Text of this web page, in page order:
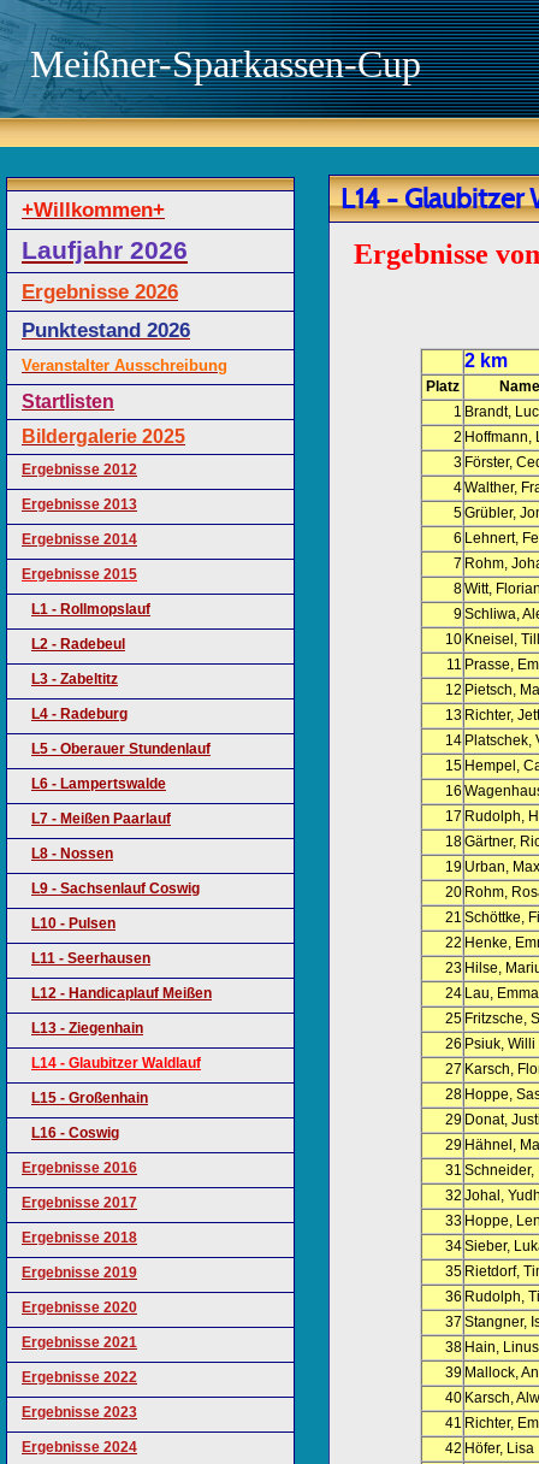
Meißner-Sparkassen-Cup
+Willkommen+
Laufjahr 2026
Ergebnisse 2026
Punktestand 2026
Veranstalter Ausschreibung
Startlisten
Bildergalerie 2025
Ergebnisse 2012
Ergebnisse 2013
Ergebnisse 2014
Ergebnisse 2015
L1 - Rollmopslauf
L2 - Radebeul
L3 - Zabeltitz
L4 - Radeburg
L5 - Oberauer Stundenlauf
L6 - Lampertswalde
L7 - Meißen Paarlauf
L8 - Nossen
L9 - Sachsenlauf Coswig
L10 - Pulsen
L11 - Seerhausen
L12 - Handicaplauf Meißen
L13 - Ziegenhain
L14 - Glaubitzer Waldlauf
L15 - Großenhain
L16 - Coswig
Ergebnisse 2016
Ergebnisse 2017
Ergebnisse 2018
Ergebnisse 2019
Ergebnisse 2020
Ergebnisse 2021
Ergebnisse 2022
Ergebnisse 2023
Ergebnisse 2024
L14 - Glaubitzer
Ergebnisse
2 km
Platz
1 Brandt,
2 Hoffmann,
3 Förster,
4Walther,
5Grübler,
6 Lehnert,
7 Rohm,
8Witt,
9Schliwa,
10 Kneisel, Till
11 Prasse,
12 Pietsch,
13 Richter,
14 Platschek,
15 Hempel,
16
17 Rudolph,
18Gärtner,
19 Urban, Max
20 Rohm,
21 Schöttke,
22 Henke,
23 Hilse,
24 Lau, Emma
25 Fritzsche,
26 Psiuk, Willi
27 Karsch,
28 Hoppe,
29 Donat,
29 Hähnel,
31 Schneider,
32 Johal,
33 Hoppe,
34Sieber,
35 Rietdorf,
36 Rudolph,
37 Stangner,
38 Hain, Linus
39 Mallock,
40 Karsch,
41 Richter,
42 Höfer, Lisa